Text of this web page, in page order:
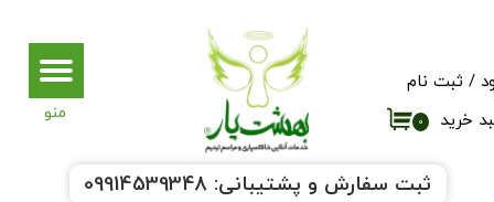
۰ خرید
/ ثبت نام
تغییر گذر واژه
ثبت سفارش و پشتیبانی: 09914539348